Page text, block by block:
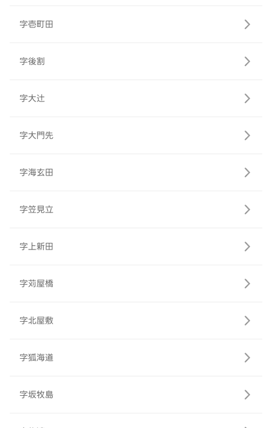
字壱町田
字後割
字大辻
字大門先
字海玄田
字笠見立
字上新田
字苅屋橋
字北屋敷
字狐海道
字坂牧島